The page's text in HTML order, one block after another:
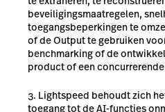
beveiligingsmaatregelen,
toegangsbeperkingen te
of de Output te gebruiken
benchmarking of de
product of een
Lightspeed behoudt zich
toegang tot de AI-functies